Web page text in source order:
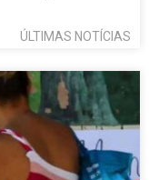
ÚLTIMAS NOTÍCIAS